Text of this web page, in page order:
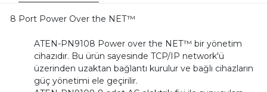
8 Port Power Over the NET™
ATEN-PN9108 Power over the NET™ bir yönetim
cihazıdır. Bu ürün sayesinde TCP/IP network'ü
üzerinden uzaktan bağlantı kurulur ve bağlı cihazların
güç yönetimi ele geçirilir.